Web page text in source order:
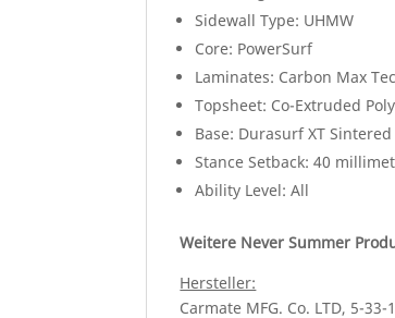
Sidewall Type: UHMW
Core: PowerSurf
Laminates: Carbon Max
Topsheet: Co-Extruded
Base: Durasurf XT Sintered
Stance Setback: 40
Ability Level: All
Weitere Never Summer
Hersteller:
Carmate MFG. Co. LTD, 5-